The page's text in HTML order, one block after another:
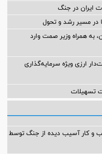
ایران در جنگ
در مسیر رشد و تحول
به همراه وزیر صمت وارد
ارزی ویژه سرمایه‌گذاری
تسهیلات
به بیش از ۳۶۰۰ کسب و کار آسیب دیده از جنگ توسط